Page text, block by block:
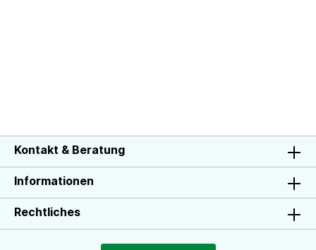
Kontakt & Beratung
Informationen
Rechtliches